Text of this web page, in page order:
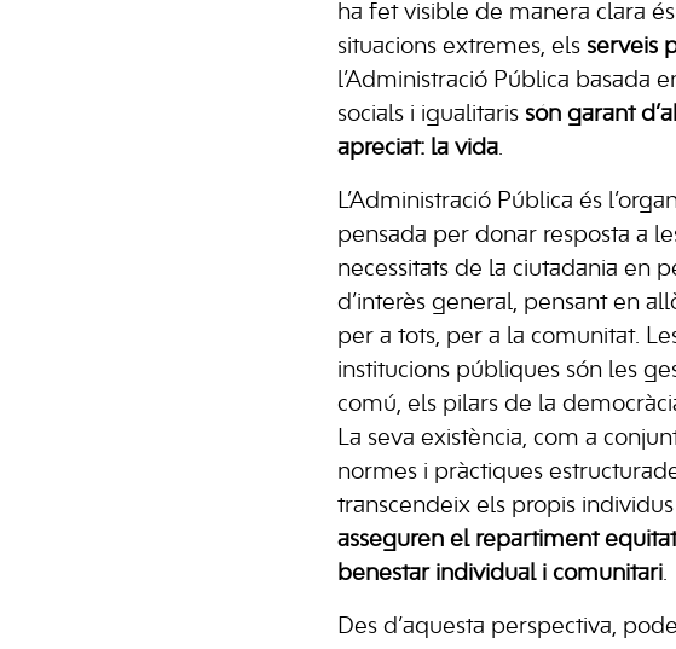
ha fet visible de manera clara
situacions extremes, els serveis
l’Administració Pública basada
socials i igualitaris són garant
apreciat: la vida.
L’Administració Pública és
pensada per donar resposta a
necessitats de la ciutadania en
d’interès general, pensant en
per a tots, per a la comunitat.
institucions públiques són les
comú, els pilars de la
La seva existència, com a
normes i pràctiques
transcendeix els propis individus
asseguren el repartiment
benestar individual i comunitari.
Des d’aquesta perspectiva,